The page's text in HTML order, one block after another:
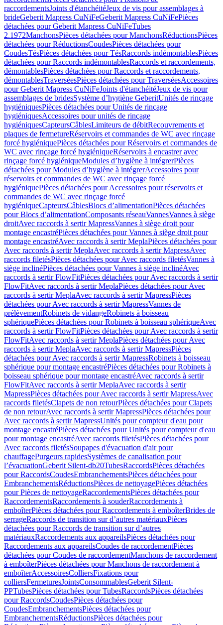
raccordementsJoints d'étanchéitéJeux de vis pour assemblages à
brideGeberit Mapress CuNiFeGeberit Mapress CuNiFePièces
détachées pour Geberit Mapress CuNiFeTubes
2.1972ManchonsPièces détachées pour ManchonsRéductionsPièces
détachées pour RéductionsCoudesPièces détachées pour
CoudesTésPièces détachées pour TésRaccords indémontablesPièces
détachées pour Raccords indémontablesRaccords et raccordements,
démontablesPièces détachées pour Raccords et raccordements,
démontablesTraverséesPièces détachées pour TraverséesAccessoires
pour Geberit Mapress CuNiFeJoints d'étanchéitéJeux de vis pour
assemblages de bridesSystème d’hygiène GeberitUnités de rinçage
hygiéniquesPièces détachées pour Unités de rinçage
hygiéniquesAccessoires pour unités de rinçage
hygiéniquesCapteursCâblesLimiteurs de débitRecouvrements et
plaques de fermetureRéservoirs et commandes de WC avec rinçage
forcé hygiéniquePièces détachées pour Réservoirs et commandes de
WC avec rinçage forcé hygiéniqueRéservoirs à encastrer avec
rinçage forcé hygiéniqueModules d’hygiène à intégrerPièces
détachées pour Modules d’hygiène à intégrerAccessoires pour
réservoirs et commandes de WC avec rinçage forcé
hygiéniquePièces détachées pour Accessoires pour réservoirs et
commandes de WC avec rinçage forcé
hygiéniqueCapteursCâblesBlocs d’alimentationPièces détachées
pour Blocs d’alimentationComposants réseauVannesVannes à siège
droitAvec raccords à sertir MapressVannes à siège droit pour
montage encastréPièces détachées pour Vannes à siège droit pour
montage encastréAvec raccords à sertir MeplaPièces détachées pour
Avec raccords à sertir MeplaAvec raccords à sertir MapressAvec
raccords filetésPièces détachées pour Avec raccords filetésVannes à
siège inclinéPièces détachées pour Vannes à siège inclinéAvec
raccords à sertir FlowFitPièces détachées pour Avec raccords à sertir
FlowFitAvec raccords à sertir MeplaPièces détachées pour Avec
raccords à sertir MeplaAvec raccords à sertir MapressPièces
détachées pour Avec raccords à sertir MapressVannes de
prélèvementRobinets de vidangeRobinets à boisseau
sphériquePièces détachées pour Robinets à boisseau sphériqueAvec
raccords à sertir FlowFitPièces détachées pour Avec raccords à sertir
FlowFitAvec raccords à sertir MeplaPièces détachées pour Avec
raccords à sertir MeplaAvec raccords à sertir MapressPièces
détachées pour Avec raccords à sertir MapressRobinets à boisseau
sphérique pour montage encastréPièces détachées pour Robinets à
boisseau sphérique pour montage encastréAvec raccords à sertir
FlowFitAvec raccords à sertir MeplaAvec raccords à sertir
MapressPièces détachées pour Avec raccords à sertir MapressAvec
raccords filetésClapets de non retourPièces détachées pour Clapets
de non retourAvec raccords à sertir MapressPièces détachées pour
Avec raccords à sertir MapressUnités pour compteur d'eau pour
montage encastréPièces détachées pour Unités pour compteur d'eau
pour montage encastréAvec raccords filetésPièces détachées pour
Avec raccords filetésSoupapes d'évacuation d'air pour
chauffagePurgeurs rapidesSystèmes de canalisation pour
l’évacuationGeberit Silent-db20TubesRaccordsPièces détachées
pour RaccordsCoudesEmbranchementsPièces détachées pour
EmbranchementsRéductionsPièces de nettoyagePièces détachées
pour Pièces de nettoyageRaccordementsPièces détachées pour
RaccordementsRaccordements à souderRaccordements à
emboîterPièces détachées pour Raccordements à emboîterBrides de
serrageRaccords de transition sur d’autres matériauxPièces
détachées pour Raccords de transition sur d’autres
matériauxRaccordements aux appareilsPièces détachées pour
Raccordements aux appareilsCoudes de raccordementPièces
détachées pour Coudes de raccordementManchons de raccordement
à emboîterPièces détachées pour Manchons de raccordement à
emboîterAccessoiresColliersFixations pour
colliersFermeturesJointsConsommablesGeberit Silent-
PPTubesPièces détachées pour TubesRaccordsPièces détachées
pour RaccordsCoudesPièces détachées pour
CoudesEmbranchementsPièces détachées pour
EmbranchementsRéductionsPièces détachées pour